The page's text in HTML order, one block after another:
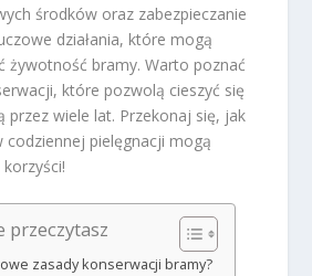
środków oraz zabezpieczanie
działania, które mogą
żywotność bramy. Warto poznać
które pozwolą cieszyć się
przez wiele lat. Przekonaj się, jak
codziennej pielęgnacji mogą
przeczytasz
zasady konserwacji bramy?